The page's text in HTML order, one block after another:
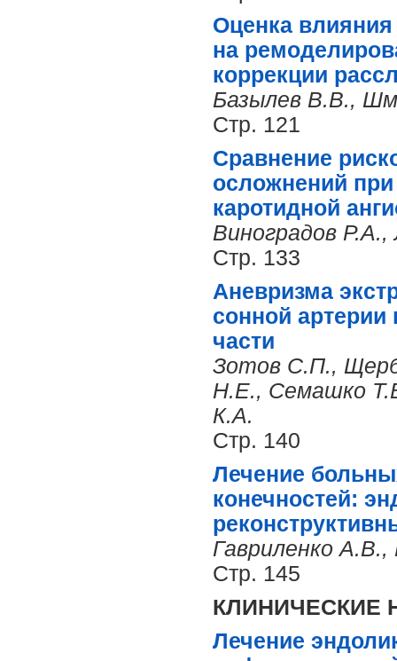
Оценка влияния
на
коррекции
Базылев В.В.,
Стр. 121
Сравнение
осложнений
каротидной
Виноградов
Стр. 133
Аневризма
сонной артерии
части
Зотов С.П.,
Н.Е., Семашко
К.А.
Стр. 140
Лечение
конечностей:
Гавриленко
Стр. 145
КЛИНИЧЕСКИЕ
Лечение